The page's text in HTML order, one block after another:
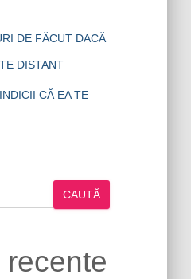
DE FĂCUT DACĂ
DISTANT
CĂ EA TE
CAUTĂ